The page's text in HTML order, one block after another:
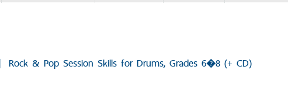
Rock & Pop Session Skills for Drums, Grades 6�8 (+ CD)